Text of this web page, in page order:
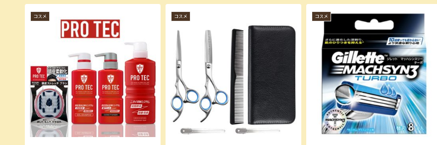
カモミラエキスー１、セイヨウニワトコ
エキス、ノバラエキス、ホ...
充電時間：8時間・使用可能時間：約35
コスメ コスメ コスメ